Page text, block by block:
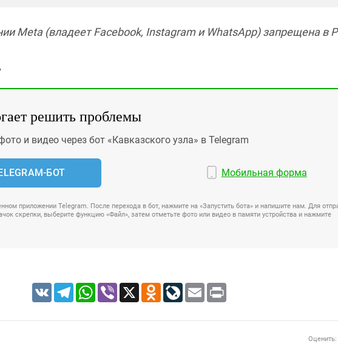
Meta (владеет Facebook, Instagram и WhatsApp) запрещена в
решить проблемы
и видео через бот «Кавказского узла» в Telegram
БОТ Мобильная форма
приложении Telegram. После перехода в бот, нажмите на «Запустить бота» и напишите нам. Для
скрепки, выберите функцию «Файл», затем отметьте фото или видео в памяти устройства и нажмите
VK TelegramWhatsApp
Viber X Odnoklassniki
LiveJournal
Email
Оценить: